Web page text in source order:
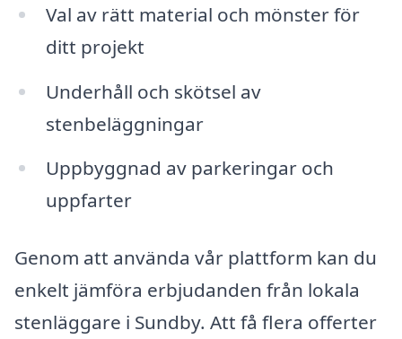
Val av rätt material och mönster för
ditt projekt
Underhåll och skötsel av
stenbeläggningar
Uppbyggnad av parkeringar och
uppfarter
Genom att använda vår plattform kan du
enkelt jämföra erbjudanden från lokala
stenläggare i Sundby. Att få flera offerter